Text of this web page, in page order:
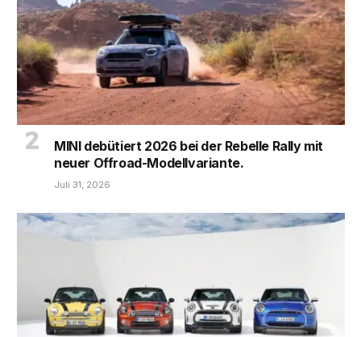
MINI debütiert 2026 bei der Rebelle Rally mit
neuer Offroad-Modellvariante.
Juli 31, 2026